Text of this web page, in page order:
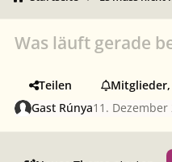
Was läuft gerade
Teilen
Gast Rúnya11. Dezember